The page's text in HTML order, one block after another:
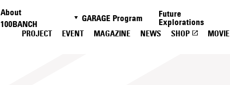
About
100BANCH
GARAGE Program
Future
Explorations
PROJECT
EVENT MAGAZINE NEWS SHOP MOVIE